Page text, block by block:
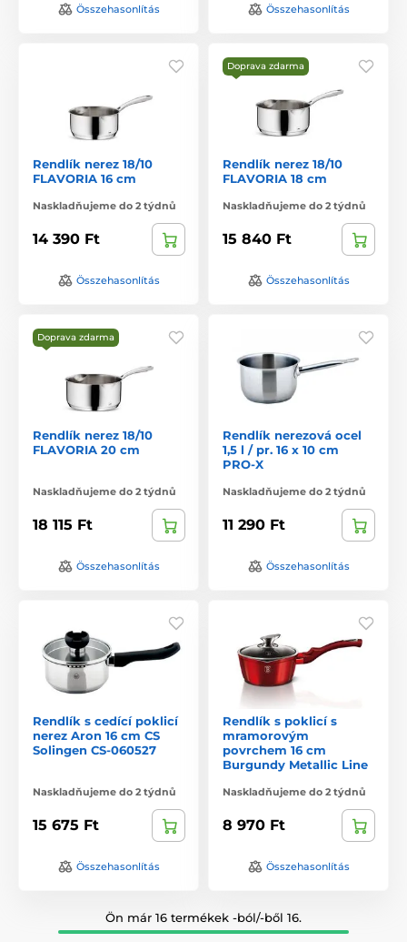
Összehasonlítás Összehasonlítás
Rendlík nerez 18/10
FLAVORIA 16 cm
Naskladňujeme do 2 týdnů
14 390 Ft
Összehasonlítás
Doprava zdarma
Rendlík nerez 18/10
FLAVORIA 18 cm
Naskladňujeme do 2 týdnů
15 840 Ft
Összehasonlítás
Doprava zdarma
Rendlík nerez 18/10
FLAVORIA 20 cm
Naskladňujeme do 2 týdnů
18 115 Ft
Összehasonlítás
Rendlík nerezová ocel
1,5 l / pr. 16 x 10 cm
PRO-X
Naskladňujeme do 2 týdnů
11 290 Ft
Összehasonlítás
Rendlík s cedící poklicí
nerez Aron 16 cm CS
Solingen CS-060527
Naskladňujeme do 2 týdnů
15 675 Ft
Összehasonlítás
Rendlík s poklicí s
mramorovým
povrchem 16 cm
Burgundy Metallic Line
Naskladňujeme do 2 týdnů
8 970 Ft
Összehasonlítás
Ön már 16 termékek -ból/-ből 16.